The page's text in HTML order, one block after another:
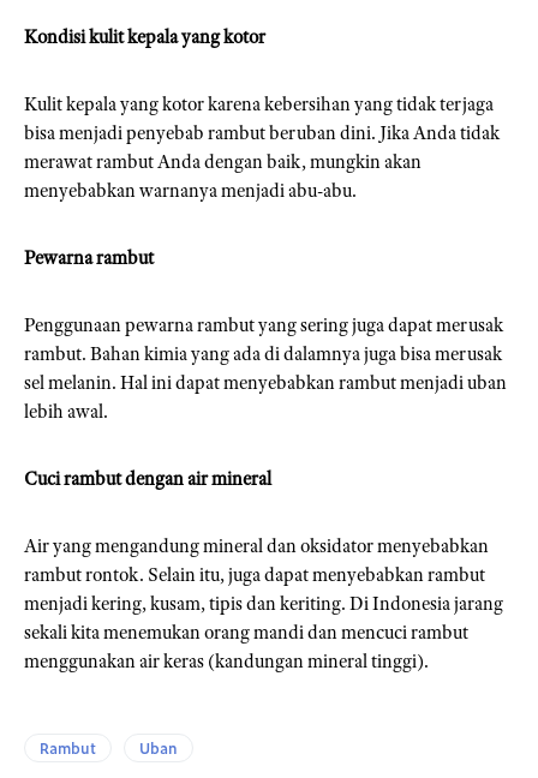
Kondisi kulit kepala yang kotor
Kulit kepala yang kotor karena kebersihan yang tidak terjaga
bisa menjadi penyebab rambut beruban dini. Jika Anda tidak
merawat rambut Anda dengan baik, mungkin akan
menyebabkan warnanya menjadi abu-abu.
Pewarna rambut
Penggunaan pewarna rambut yang sering juga dapat merusak
rambut. Bahan kimia yang ada di dalamnya juga bisa merusak
sel melanin. Hal ini dapat menyebabkan rambut menjadi uban
lebih awal.
Cuci rambut dengan air mineral
Air yang mengandung mineral dan oksidator menyebabkan
rambut rontok. Selain itu, juga dapat menyebabkan rambut
menjadi kering, kusam, tipis dan keriting. Di Indonesia jarang
sekali kita menemukan orang mandi dan mencuci rambut
menggunakan air keras (kandungan mineral tinggi).
Rambut Uban